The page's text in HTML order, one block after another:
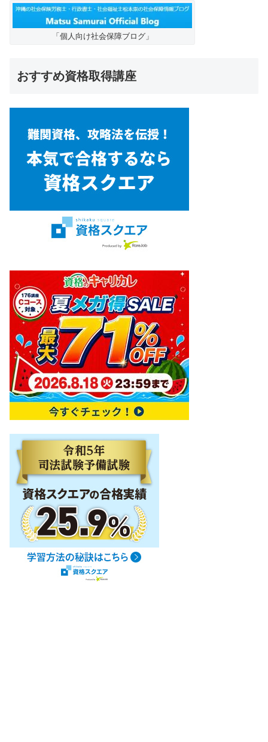
「個人向け社会保障ブログ」
おすすめ資格取得講座